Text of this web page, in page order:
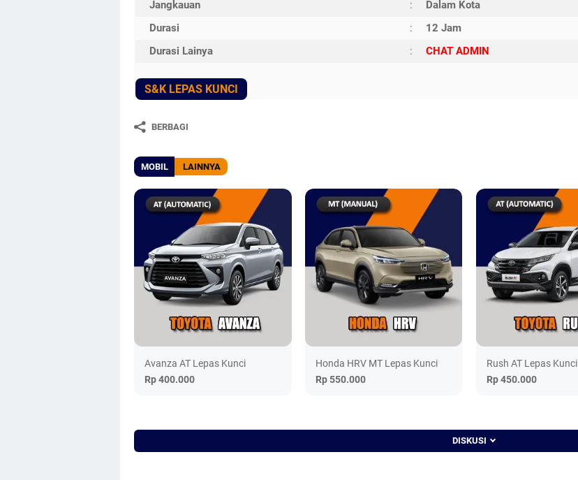
Jangkauan
:
Dalam Kota
Durasi
:
12 Jam
Durasi Lainya
: CHAT ADMIN
S&K LEPAS KUNCI
BERBAGI
MOBIL LAINNYA
Avanza AT Lepas Kunci
Rp 400.000
Honda HRV MT Lepas Kunci
Rp 550.000
Rush AT Lepas Kunci
Rp 450.000
DISKUSI